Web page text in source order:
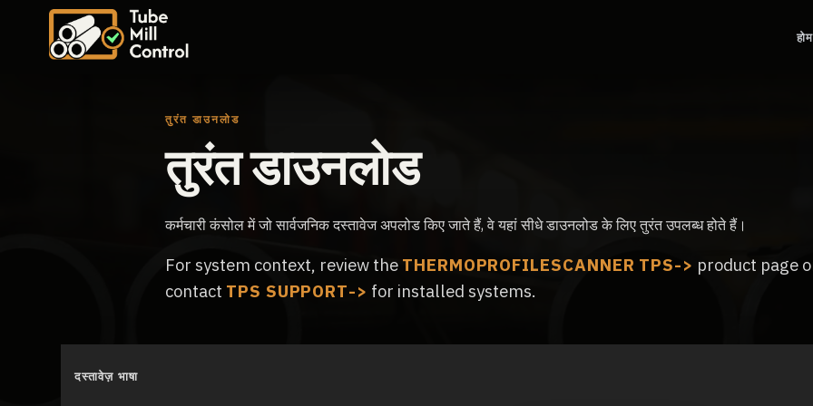
होम
तुरंत डाउनलोड
तुरंत डाउनलोड
कर्मचारी कंसोल में जो सार्वजनिक दस्तावेज अपलोड किए जाते हैं, वे यहां सीधे डाउनलोड के लिए तुरंत उपलब्ध होते हैं।
For system context, review the THERMOPROFILESCANNER TPS
product page
contact TPS SUPPORT for installed systems.
दस्तावेज़ भाषा